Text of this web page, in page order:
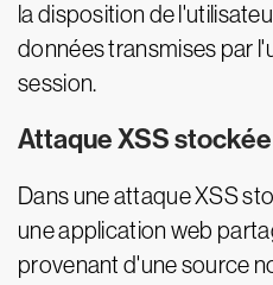
la disposition de
données transmises par
session.
Attaque XSS
Dans une attaque XSS
une application web
provenant d'une source